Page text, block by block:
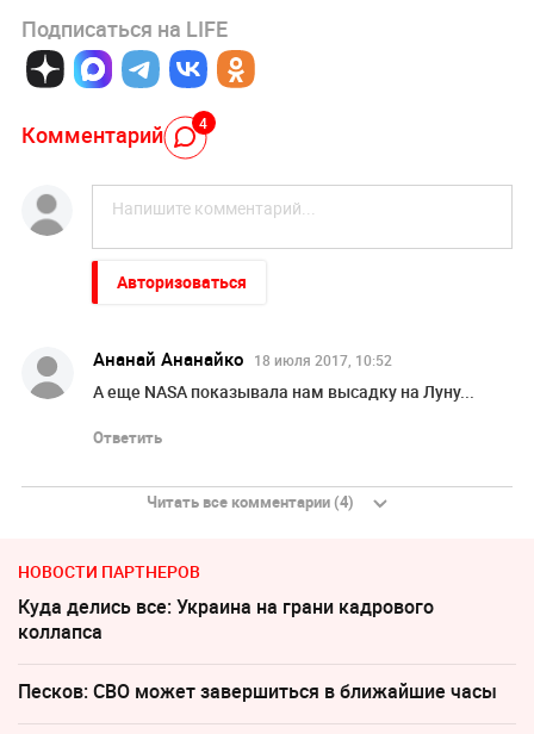
Подписаться на LIFE
Комментарий 4
Авторизоваться
Ананай Ананайко 18 июля 2017, 10:52
А еще NASA показывала нам высадку на Луну...
Ответить
Читать все комментарии (4)
НОВОСТИ ПАРТНЕРОВ
Куда делись все: Украина на грани кадрового
коллапса
Песков: СВО может завершиться в ближайшие часы